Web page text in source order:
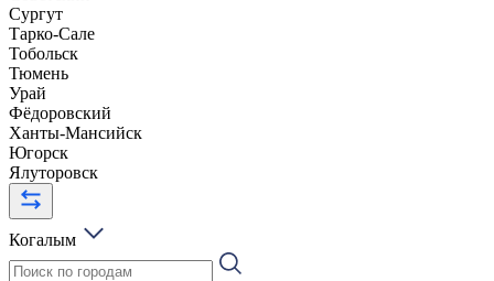
Сургут
Тарко-Сале
Тобольск
Тюмень
Урай
Фёдоровский
Ханты-Мансийск
Югорск
Ялуторовск
Когалым